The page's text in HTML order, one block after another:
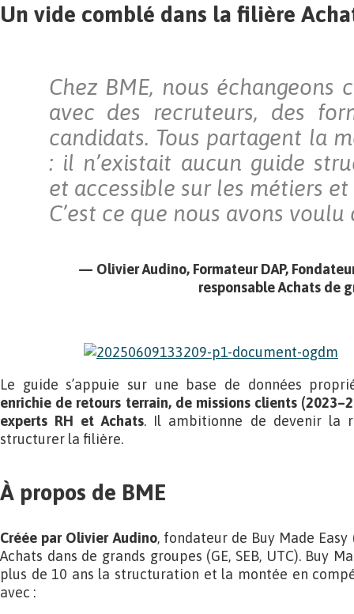
Un vide comblé dans la filière
Chez BME, nous échangeons
avec des recruteurs, des
candidats. Tous partagent la
: il n’existait aucun guide
et accessible sur les métiers et
C’est ce que nous avons voulu
— Olivier Audino, Formateur DAP,
responsable Achats de
Le guide s’appuie sur une base de données
enrichie de retours terrain, de missions clients
experts RH et Achats. Il ambitionne de devenir la
structurer la filière.
À propos de BME
Créée par Olivier Audino, fondateur de Buy Made
Achats dans de grands groupes (GE, SEB, UTC). Buy
plus de 10 ans la structuration et la montée en
avec :